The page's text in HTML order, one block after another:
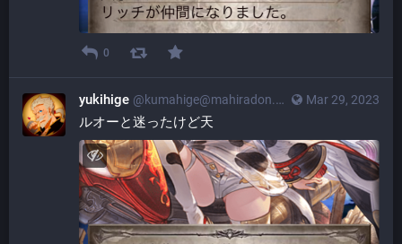
0
Mar 29, 2023
yukihige @kumahige@mahiradon.com
ルオーと迷ったけど天